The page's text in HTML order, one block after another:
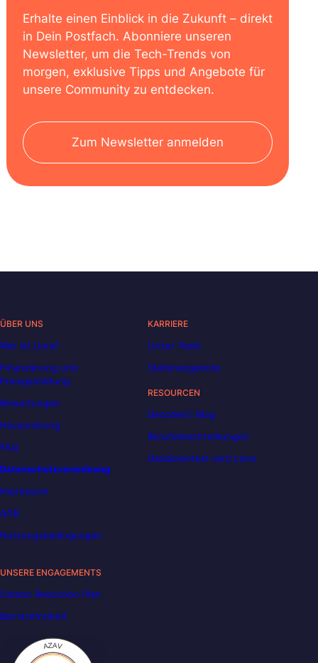
Erhalte einen Einblick in die Zukunft – direkt
in Dein Postfach. Abonniere unseren
Newsletter, um die Tech-Trends von
morgen, exklusive Tipps und Angebote für
unsere Community zu entdecken.
Zum Newsletter anmelden
ÜBER UNS
Wer ist Liora?
Finanzierung und
Preisgestaltung
Bewertungen
Hausordnung
FAQ
Datenschutzverordnung
Impressum
AGB
Nutzungsbedingungen
KARRIERE
Unser Team
Stellenangebote
RESOURCEN
Decoded | Blog
Berufsbeschreibungen
DataScientest wird Liora
UNSERE ENGAGEMENTS
Carbon Reduction Plan
Barrierefreiheit